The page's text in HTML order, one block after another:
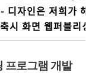
- 디자인은 저희가 해
웹으로 구축시 화면 웹
프로그램 개발